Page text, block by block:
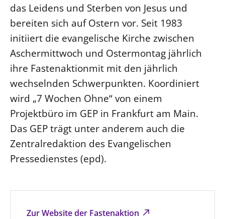
Zur Website der Fastenaktion
das Leidens und Sterben von Jesus und
bereiten sich auf Ostern vor. Seit 1983
initiiert die evangelische Kirche zwischen
Aschermittwoch und Ostermontag jährlich
ihre Fastenaktionmit mit den jährlich
wechselnden Schwerpunkten. Koordiniert
wird „7 Wochen Ohne“ von einem
Projektbüro im GEP in Frankfurt am Main.
Das GEP trägt unter anderem auch die
Zentralredaktion des Evangelischen
Pressedienstes (epd).